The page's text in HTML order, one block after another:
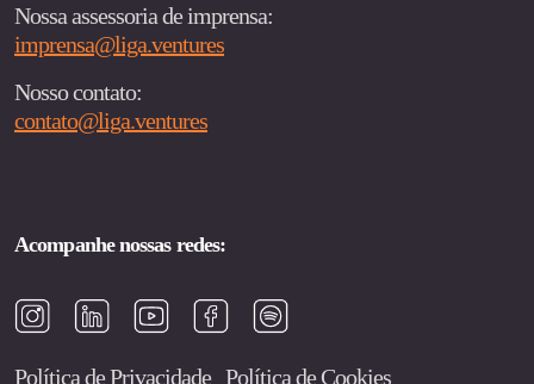
Nossa assessoria de imprensa:
imprensa@liga.ventures
Nosso contato:
contato@liga.ventures
Acompanhe nossas redes:
Política de Privacidade Política de Cookies